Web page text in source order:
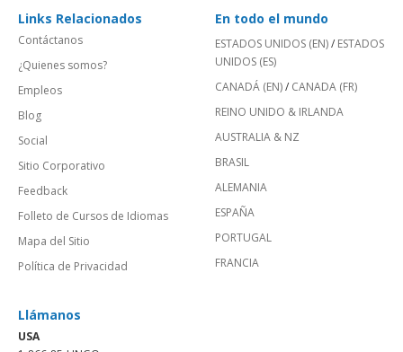
Links Relacionados
Contáctanos
¿Quienes somos?
Empleos
Blog
Social
Sitio Corporativo
Feedback
Folleto de Cursos de Idiomas
Mapa del Sitio
Política de Privacidad
En todo el mundo
ESTADOS UNIDOS (EN)/ ESTADOS
UNIDOS (ES)
CANADÁ (EN)/ CANADA (FR)
REINO UNIDO & IRLANDA
AUSTRALIA & NZ
BRASIL
ALEMANIA
ESPAÑA
PORTUGAL
FRANCIA
Llámanos
USA